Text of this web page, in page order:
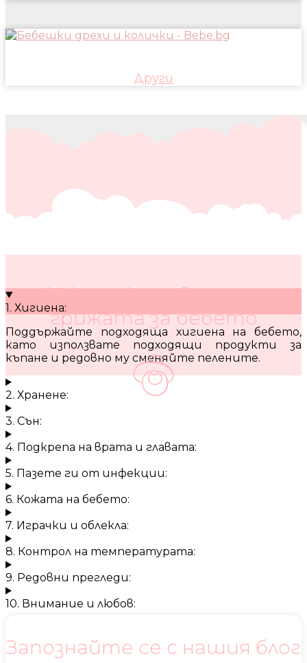
Други
10 кратки съвета за
грижата за бебето
1. Хигиена:
Поддържайте подходяща хигиена на бебето,
като използвате подходящи продукти за
къпане и редовно му сменяйте пелените.
2. Хранене:
3. Сън:
4. Подкрепа на врата и главата:
5. Пазете ги от инфекции:
6. Кожата на бебето:
7. Играчки и облекла:
8. Контрол на температурата:
9. Редовни прегледи:
10. Внимание и любов:
Запознайте се с нашия блог